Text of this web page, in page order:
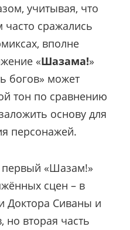
учитывая, что
сражались
вполне
«Шазама!»
богов» может
тон по сравнению
основу для
персонажей.
первый «Шазам!»
сцен – в
Доктора Сиваны и
но вторая часть